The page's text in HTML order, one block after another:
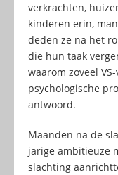
verkrachten,
kinderen erin,
deden ze na het
die hun taak
waarom zoveel
psychologische
antwoord.
Maanden na de
jarige ambitieuze
slachting